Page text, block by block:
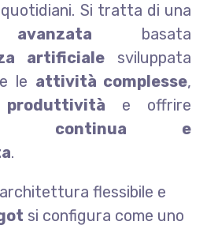
Si tratta di una
basata
artificiale sviluppata
le attività complesse,
produttività e offrire
continua e
.
flessibile e
si configura come uno